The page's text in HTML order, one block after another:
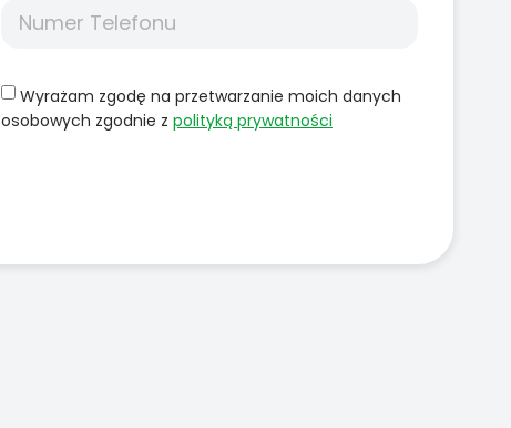
Wyrażam zgodę na przetwarzanie moich danych
osobowych zgodnie z polityką prywatności